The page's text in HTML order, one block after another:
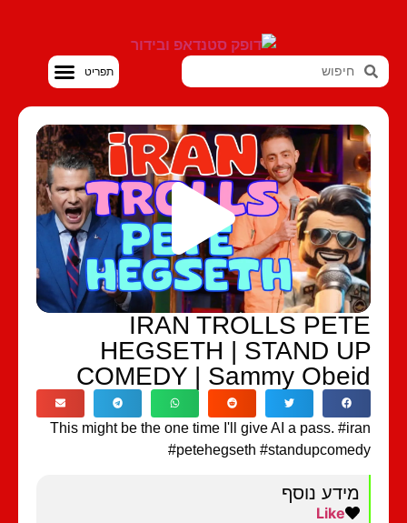
IRAN TROLLS PETE
HEGSETH | STAND UP
COMEDY | Sammy Obeid
This might be the one time I'll give AI a pass. #iran
#petehegseth #standupcomedy
מידע נוסף
Like